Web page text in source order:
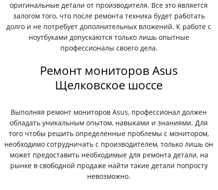
оригинальные детали от производителя. Все это является
залогом того, что после ремонта техника будет работать
долго и не потребует дополнительных вложений. К работе с
ноутбуками допускаются только лишь опытные
профессионалы своего дела.
Ремонт мониторов Asus
Щелковское шоссе
Выполняя ремонт мониторов Asus, профессионал должен
обладать уникальным опытом, навыками и знаниями. Для
того чтобы решить определенные проблемы с монитором,
необходимо сотрудничать с производителем, только лишь он
может предоставить необходимые для ремонта детали, на
рынке в свободной продаже найти такие детали попросту
невозможно.